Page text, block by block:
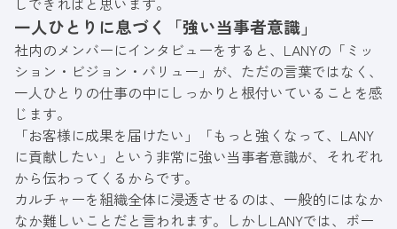
一人ひとりに息づく「強い当事者意識」
社内のメンバーにインタビューをすると、LANYの「ミッ
ション・ビジョン・バリュー」が、ただの言葉ではなく、
一人ひとりの仕事の中にしっかりと根付いていることを感
じます。
「お客様に成果を届けたい」「もっと強くなって、LANY
に貢献したい」という非常に強い当事者意識が、それぞれ
から伝わってくるからです。
カルチャーを組織全体に浸透させるのは、一般的にはなか
なか難しいことだと言われます。しかしLANYでは、ボー